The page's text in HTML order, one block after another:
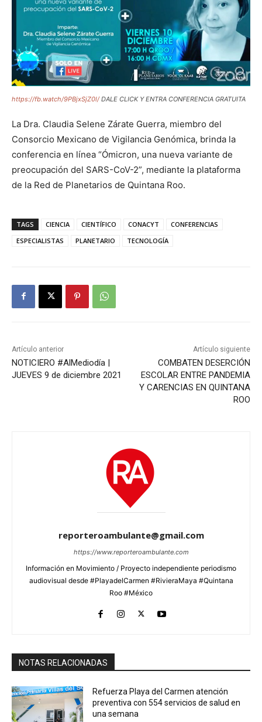
https://fb.watch/9PBjxSjZ0l/DALE CLICK Y ENTRA CONFERENCIA GRATUITA
La Dra. Claudia Selene Zárate Guerra, miembro del
Consorcio Mexicano de Vigilancia Genómica, brinda la
conferencia en línea “Ómicron, una nueva variante de
preocupación del SARS-CoV-2”, mediante la plataforma
de la Red de Planetarios de Quintana Roo.
TAGS CIENCIA CIENTÍFICO CONACYT
CONFERENCIAS
ESPECIALISTAS
PLANETARIO TECNOLOGÍA
Artículo anterior
NOTICIERO #AlMediodía |
JUEVES 9 de diciembre 2021
Artículo siguiente
COMBATEN DESERCIÓN
ESCOLAR ENTRE PANDEMIA
Y CARENCIAS EN QUINTANA
ROO
reporteroambulante@gmail.com
https://www.reporteroambulante.com
Información en Movimiento / Proyecto independiente periodismo
audiovisual desde #PlayadelCarmen #RivieraMaya #Quintana
Roo #México
NOTAS RELACIONADAS
Refuerza Playa del Carmen atención
preventiva con 554 servicios de salud en
una semana